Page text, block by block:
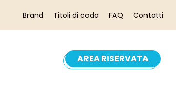
Brand Titoli di coda FAQ Contatti
AREA RISERVATA